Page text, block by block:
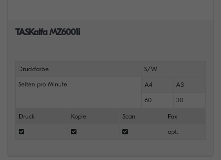
TASKalfa MZ6001i
Druckfarbe S/W
Seiten pro Minute A4 A3
60 30
Druck Kopie Scan Fax
opt.